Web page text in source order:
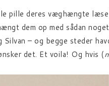
pille deres væghængte
dem op med sådan
– og begge steder
det. Et voila! Og hvis (